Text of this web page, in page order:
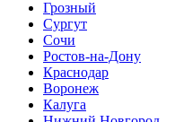
Грозный
Сургут
Сочи
Ростов-на-Дону
Краснодар
Воронеж
Калуга